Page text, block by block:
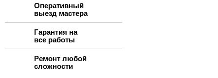
Оперативный
выезд мастера
Гарантия на
все работы
Ремонт любой
сложности